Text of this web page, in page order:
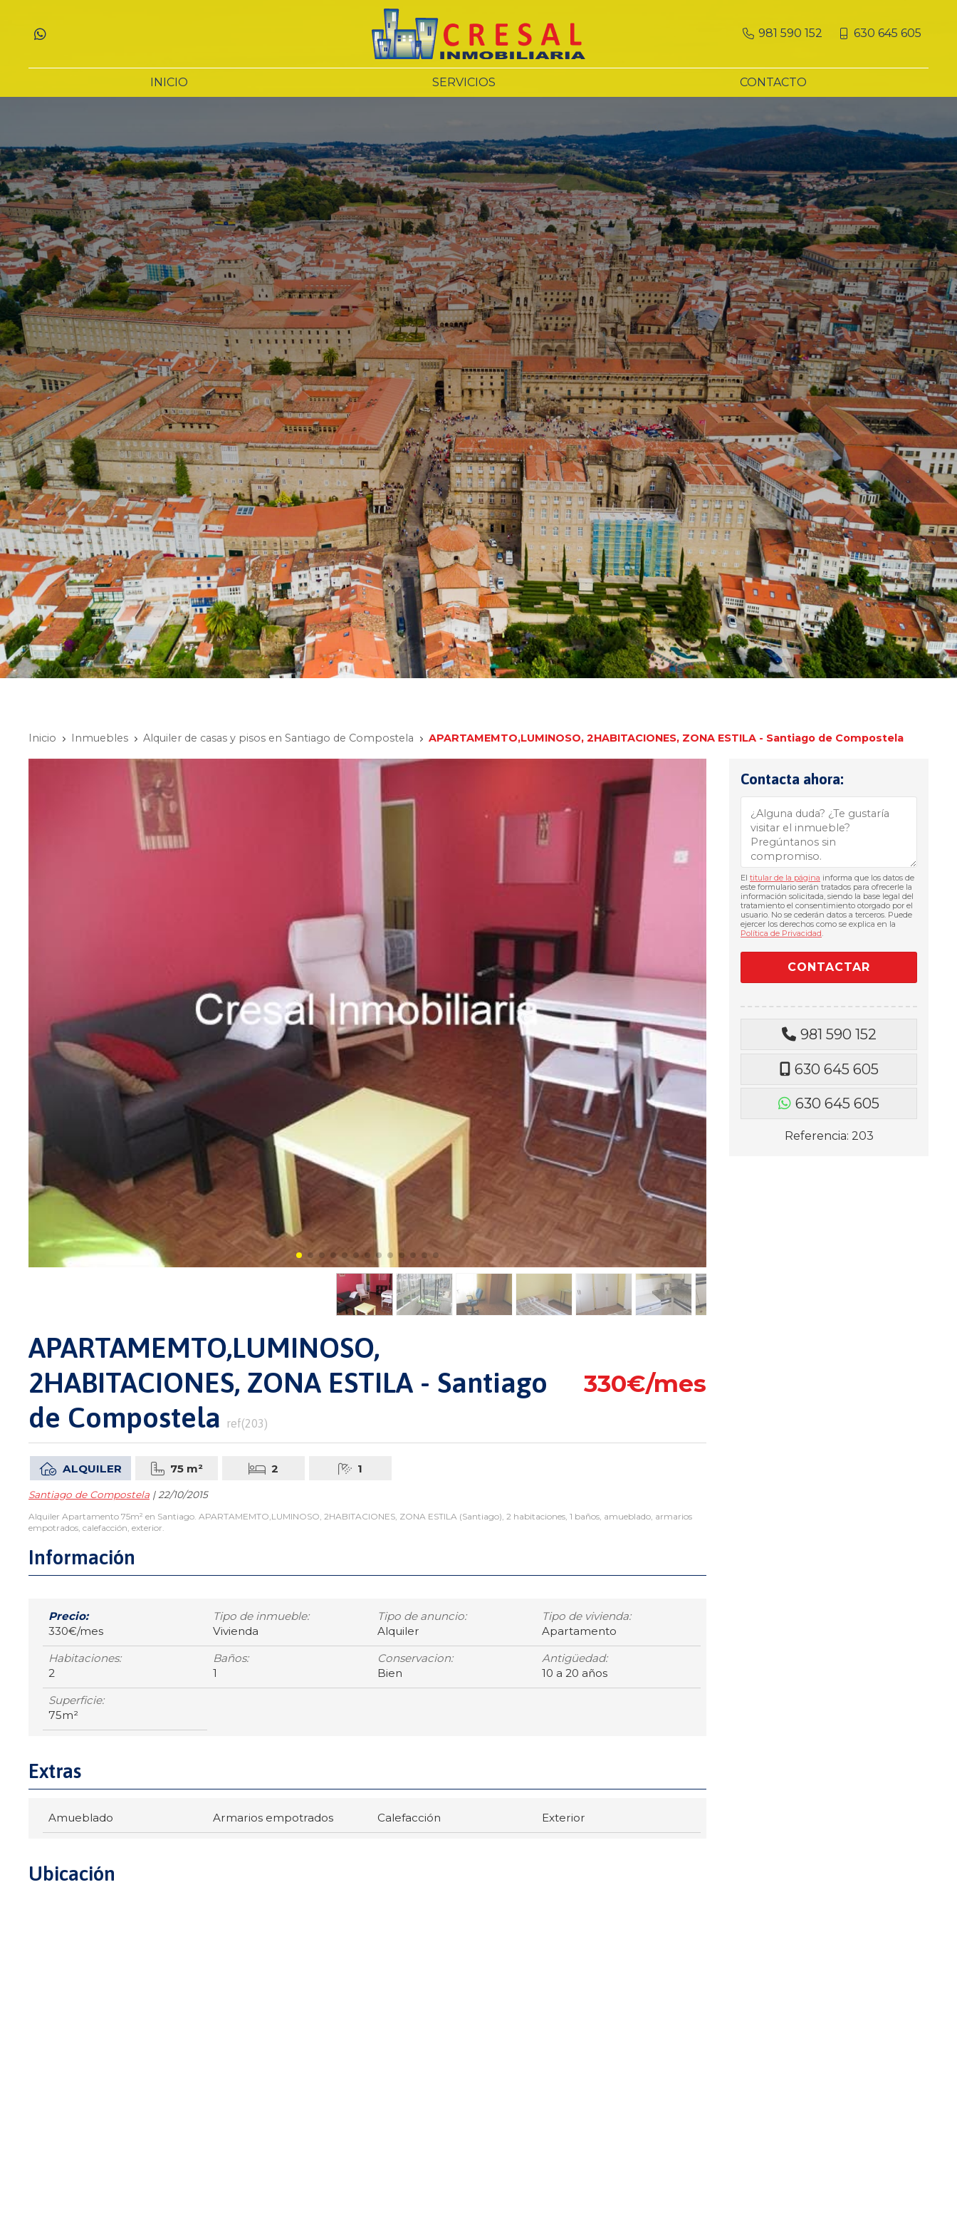
981 590 152 630 645 605
INICIO SERVICIOS CONTACTO
Inicio Inmuebles Alquiler de casas y pisos en Santiago de Compostela APARTAMEMTO,LUMINOSO, 2HABITACIONES, ZONA ESTILA - Santiago de Compostela
Contacta ahora:
El titular de la página informa que los datos de
este formulario serán tratados para ofrecerle la
información solicitada, siendo la base legal del
tratamiento el consentimiento otorgado por el
usuario. No se cederán datos a terceros. Puede
ejercer los derechos como se explica en la
Política de Privacidad.
981 590 152
630 645 605
630 645 605
Referencia: 203
APARTAMEMTO,LUMINOSO,
2HABITACIONES, ZONA ESTILA - Santiago
de Compostela
ref(203)
330€/mes
ALQUILER 75 m² 2 1
Santiago de Compostela | 22/10/2015
Alquiler Apartamento 75m² en Santiago. APARTAMEMTO,LUMINOSO, 2HABITACIONES, ZONA ESTILA (Santiago), 2 habitaciones, 1 baños, amueblado, armarios
empotrados, calefacción, exterior.
Información
Precio:
330€/mes
Tipo de inmueble:
Vivienda
Tipo de anuncio:
Alquiler
Tipo de vivienda:
Apartamento
Habitaciones:
2
Baños:
1
Conservacion:
Bien
Antigüedad:
10 a 20 años
Superficie:
75m²
Extras
Amueblado Armarios empotrados Calefacción Exterior
Ubicación